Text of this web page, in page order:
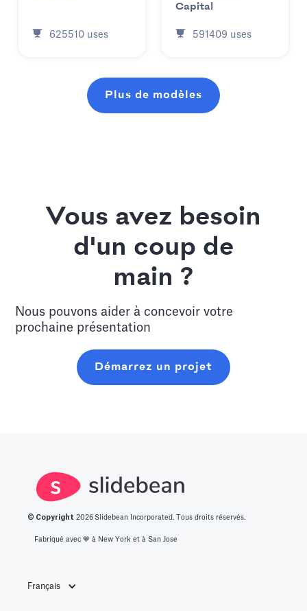
625510 uses
Capital
591409 uses
Plus de modèles
Vous avez besoin
d'un coup de
main ?
Nous pouvons aider à concevoir votre
prochaine présentation
Démarrez un projet
© Copyright 2026 Slidebean Incorporated. Tous droits réservés.
Fabriqué avec 💙️ à New York et à San Jose
Français